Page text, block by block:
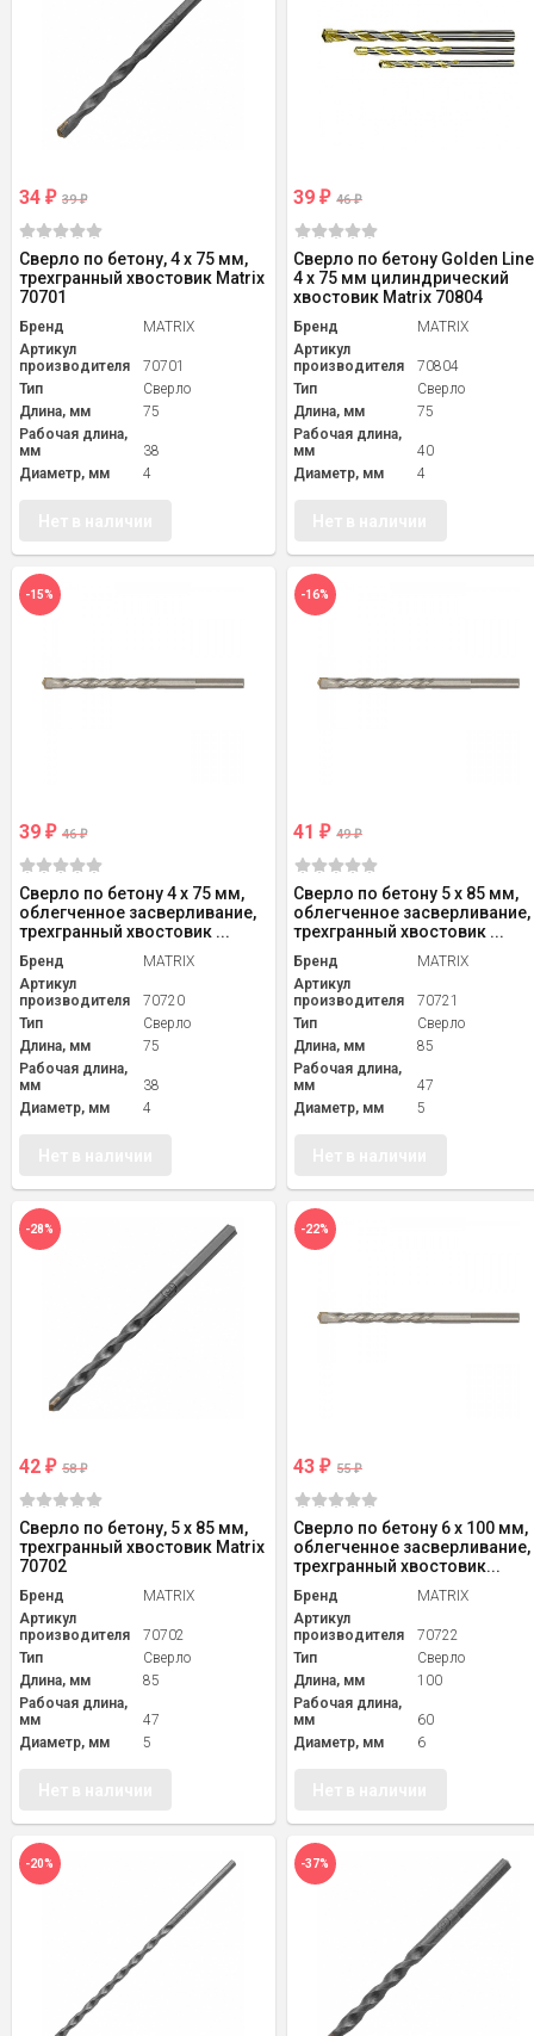
34 ₽ 39₽
Сверло по бетону, 4 х 75 мм,
трехгранный хвостовик Matrix
70701
Бренд
MATRIX
Артикул
производителя
70701
Тип
Сверло
Длина, мм
75
Рабочая длина,
мм
38
Диаметр, мм
4
39₽ 46₽
Сверло по бетону Golden
4 х 75 мм цилиндрический
хвостовик Matrix 70804
Бренд
MATRIX
Артикул
производителя
70804
Тип
Сверло
Длина, мм
75
Рабочая длина,
мм
40
Диаметр, мм
4
-15%
39 ₽ 46₽
Сверло по бетону 4 х 75 мм,
облегченное засверливание,
трехгранный хвостовик ...
Бренд
MATRIX
Артикул
производителя
70720
Тип
Сверло
Длина, мм
75
Рабочая длина,
мм
38
Диаметр, мм
4
-16%
41₽ 49₽
Сверло по бетону 5 х 85 мм,
облегченное засверливание,
трехгранный хвостовик ...
Бренд
MATRIX
Артикул
производителя
70721
Тип
Сверло
Длина, мм
85
Рабочая длина,
мм
47
Диаметр, мм
5
-28%
42 ₽ 58₽
Сверло по бетону, 5 х 85 мм,
трехгранный хвостовик Matrix
70702
Бренд
MATRIX
Артикул
производителя
70702
Тип
Сверло
Длина, мм
85
Рабочая длина,
мм
47
Диаметр, мм
5
-22%
43₽ 55₽
Сверло по бетону 6 х 100 мм,
облегченное засверливание,
трехгранный хвостовик...
Бренд
MATRIX
Артикул
производителя
70722
Тип
Сверло
Длина, мм
100
Рабочая длина,
мм
60
Диаметр, мм
6
-20% -37%